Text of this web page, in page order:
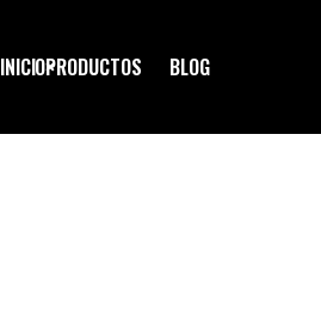
INICIOPRODUCTOS BLOG